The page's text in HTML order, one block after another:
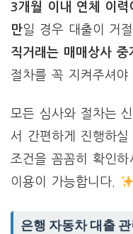
3개월 이내 연체 이력
만일 경우 대출이 거
직거래는 매매상사
절차를 꼭 지켜주셔야
모든 심사와 절차는
서 간편하게 진행하
조건을 꼼꼼히 확인
이용이 가능합니다.
은행 자동차 대출